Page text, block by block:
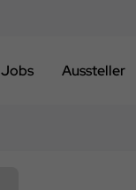
Jobs Aussteller